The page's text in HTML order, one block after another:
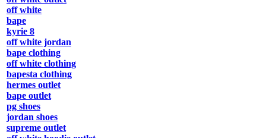
off white
bape
kyrie 8
off white jordan
bape clothing
off white clothing
bapesta clothing
hermes outlet
bape outlet
pg shoes
jordan shoes
supreme outlet